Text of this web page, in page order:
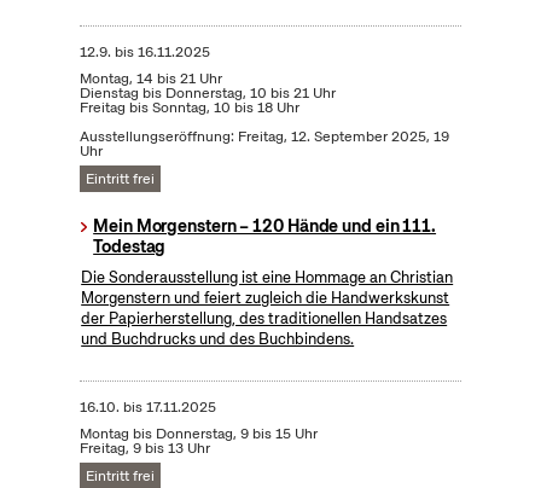
12.9. bis16.11.2025
Montag, 14 bis 21 Uhr
Dienstag bis Donnerstag, 10 bis 21 Uhr
Freitag bis Sonntag, 10 bis 18 Uhr
Ausstellungseröffnung: Freitag, 12. September 2025, 19
Uhr
Eintritt frei
Mein Morgenstern – 120 Hände und ein 111.
Todestag
Die Sonderausstellung ist eine Hommage an Christian
Morgenstern und feiert zugleich die Handwerkskunst
der Papierherstellung, des traditionellen Handsatzes
und Buchdrucks und des Buchbindens.
16.10. bis17.11.2025
Montag bis Donnerstag, 9 bis 15 Uhr
Freitag, 9 bis 13 Uhr
Eintritt frei